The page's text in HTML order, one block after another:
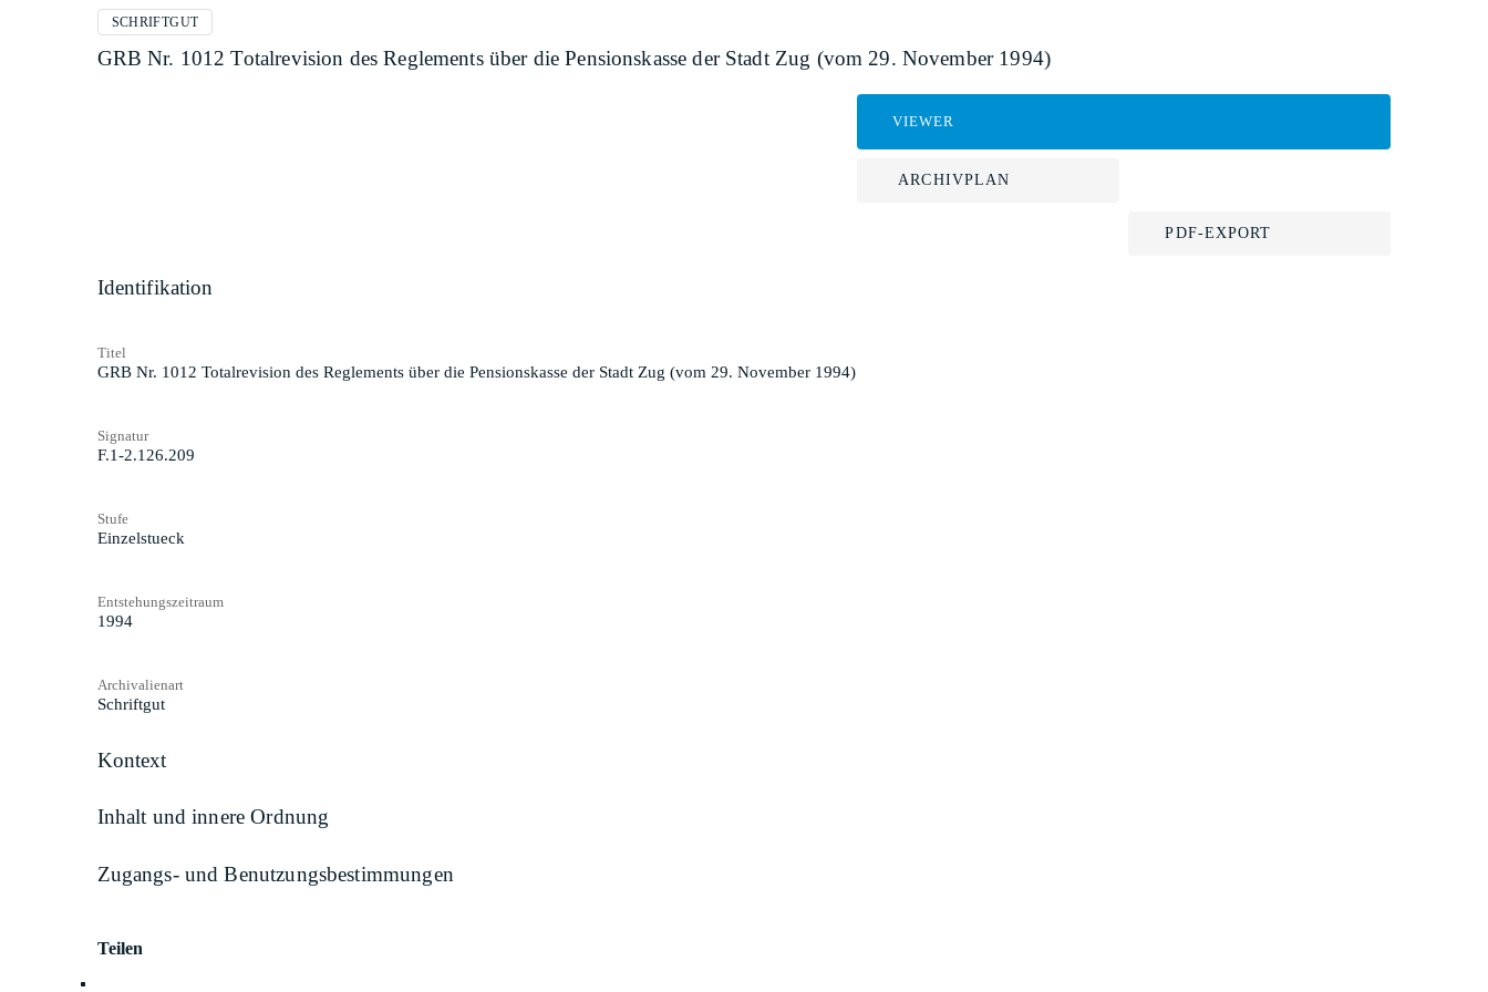
SCHRIFTGUT
GRB Nr. 1012 Totalrevision des Reglements über die Pensionskasse der Stadt Zug (vom 29. November 1994)
VIEWER
ARCHIVPLAN
PDF-EXPORT
Identifikation
Titel
GRB Nr. 1012 Totalrevision des Reglements über die Pensionskasse der Stadt Zug (vom 29. November 1994)
Signatur
F.1-2.126.209
Stufe
Einzelstueck
Entstehungszeitraum
1994
Archivalienart
Schriftgut
Kontext
Inhalt und innere Ordnung
Zugangs- und Benutzungsbestimmungen
Teilen